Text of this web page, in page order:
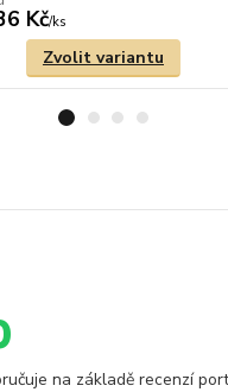
Kč/ks
Zvolit variantu
na základě recenzí